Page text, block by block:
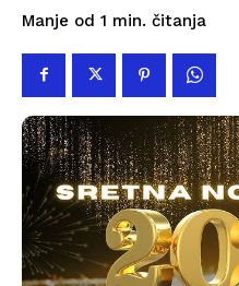
Manje od 1 min. čitanja